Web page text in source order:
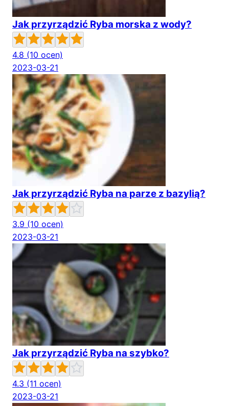
Jak przyrządzić Ryba morska z wody?
4.8 (10 ocen)
2023-03-21
Jak przyrządzić Ryba na parze z bazylią?
3.9 (10 ocen)
2023-03-21
Jak przyrządzić Ryba na szybko?
4.3 (11 ocen)
2023-03-21